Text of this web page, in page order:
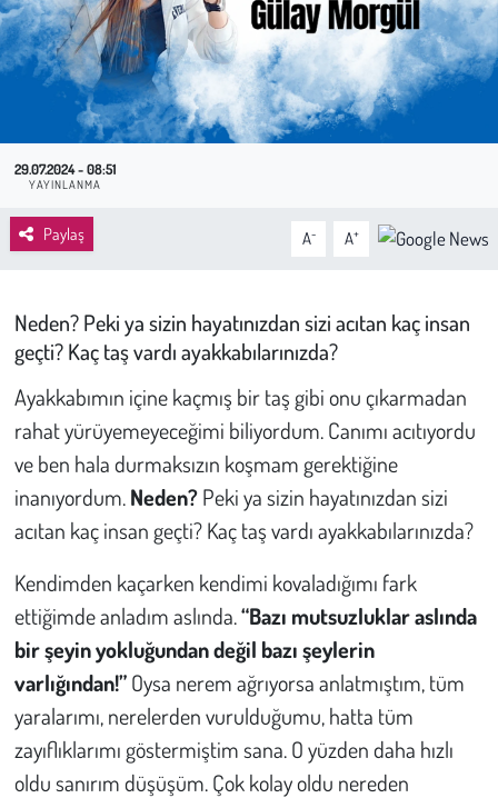
29.07.2024 - 08:51
YAYINLANMA
Paylaş A- A+
Neden? Peki ya sizin hayatınızdan sizi acıtan kaç insan
geçti? Kaç taş vardı ayakkabılarınızda?
Ayakkabımın içine kaçmış bir taş gibi onu çıkarmadan
rahat yürüyemeyeceğimi biliyordum. Canımı acıtıyordu
ve ben hala durmaksızın koşmam gerektiğine
inanıyordum.Neden?Peki ya sizin hayatınızdan sizi
acıtan kaç insan geçti? Kaç taş vardı ayakkabılarınızda?
Kendimden kaçarken kendimi kovaladığımı fark
ettiğimde anladım aslında.“Bazı mutsuzluklar aslında
bir şeyin yokluğundan değil bazı şeylerin
varlığından!”Oysa nerem ağrıyorsa anlatmıştım, tüm
yaralarımı, nerelerden vurulduğumu, hatta tüm
zayıflıklarımı göstermiştim sana. O yüzden daha hızlı
oldu sanırım düşüşüm. Çok kolay oldu nereden
Sağlık
Kadın
Kültür Sanat
İnsan Hakları
Hayvan Hakları
Çevre
Galeri
Günün İçinden
Vefat İlanları
Tarih